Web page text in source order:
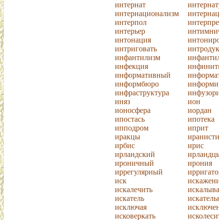
интернат
интернационализм
интерпол
интерьер
интонация
интриговать
инфантилизм
инфекция
информативный
информбюро
инфраструктура
иняз
ион
ионосфера
иордан
ипостась
ипотека
ипподром
иприт
иракцы
ирбис
ирис
ирландский
ироничный
ирония
иррегулярный
иск
искалечить
искатель
исключая
исковеркать